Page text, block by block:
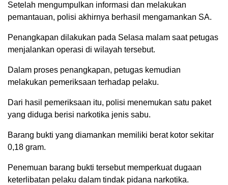
Setelah mengumpulkan informasi dan melakukan
pemantauan, polisi akhirnya berhasil mengamankan SA.
Penangkapan dilakukan pada Selasa malam saat petugas
menjalankan operasi di wilayah tersebut.
Dalam proses penangkapan, petugas kemudian
melakukan pemeriksaan terhadap pelaku.
Dari hasil pemeriksaan itu, polisi menemukan satu paket
yang diduga berisi narkotika jenis sabu.
Barang bukti yang diamankan memiliki berat kotor sekitar
0,18 gram.
Penemuan barang bukti tersebut memperkuat dugaan
keterlibatan pelaku dalam tindak pidana narkotika.